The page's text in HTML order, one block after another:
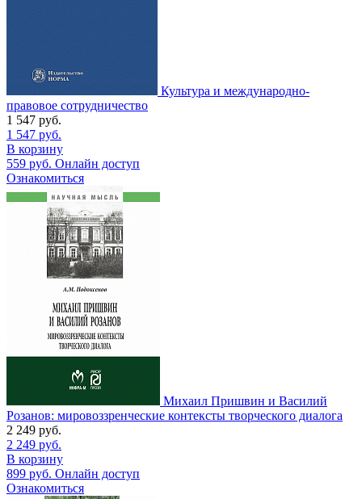
Культура и международно-
правовое сотрудничество
1 547 руб.
1 547 руб.
В корзину
559 руб. Онлайн доступ
Ознакомиться
Михаил Пришвин и Василий
Розанов: мировоззренческие контексты творческого диалога
2 249 руб.
2 249 руб.
В корзину
899 руб. Онлайн доступ
Ознакомиться